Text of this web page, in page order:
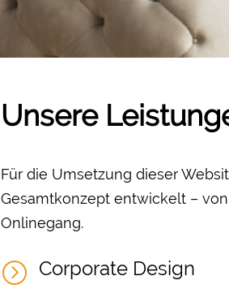
Unsere
Für die Umsetzung dieser
Gesamtkonzept entwickelt –
Onlinegang.
= Corporate Design